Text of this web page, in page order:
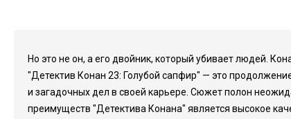
Но это не он, а его двойник, который убивает людей.
"Детектив Конан 23: Голубой сапфир" — это
и загадочных дел в своей карьере. Сюжет полон
преимуществ "Детектива Конана" является высокое